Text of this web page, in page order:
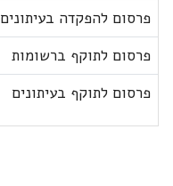
פרסום להפקדה בעיתונים
פרסום לתוקף ברשומות
פרסום לתוקף בעיתונים